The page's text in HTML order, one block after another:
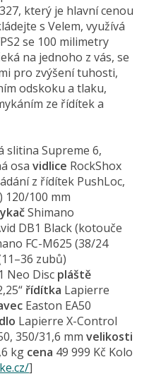
který je hlavní cenou
s Velem, využívá
se 100 milimetry
na jednoho z vás, se
pro zvýšení tuhosti,
odskoku a tlaku,
ze řídítek a
slitina Supreme 6,
osa vidlice RockShox
z řídítek PushLoc,
120/100 mm
Shimano
DB1 Black (kotouče
FC-M625 (38/24
zubů)
Neo Disc pláště
řídítka Lapierre
Easton EA50
Lapierre X-Control
350/31,6 mm velikosti
kg cena 49 999 Kč Kolo
]